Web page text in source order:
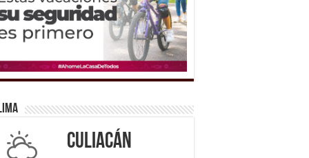
Culiacán